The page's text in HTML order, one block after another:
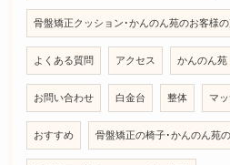
骨盤矯正クッション･かんのん苑のお客様
よくある質問 アクセス かんのん苑
お問い合わせ 白金台 整体 マ
おすすめ 骨盤矯正の椅子･かんのん苑